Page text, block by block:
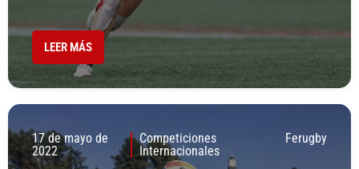
LEER MÁS
17 de mayo de
2022
Competiciones
Internacionales
Ferugby